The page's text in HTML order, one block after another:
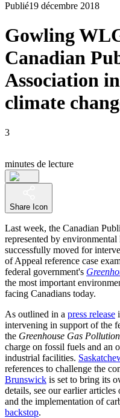
Publié19 décembre 2018
Gowling
Canadian
Association
climate
3
minutes de lecture
Share Icon
Last week, the Canadian
represented by
successfully moved for
of Appeal reference case
federal government's
the most important
facing Canadians today.
As outlined in a press release
intervening in support of the
the Greenhouse Gas
charge on fossil fuels and an
industrial facilities.
references to challenge the
Brunswick is set to bring its
details, see our earlier articles
and the implementation of
backstop.